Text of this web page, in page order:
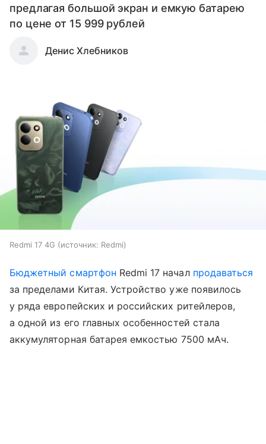
предлагая большой экран и емкую батарею
по цене от 15 999 рублей
Денис Хлебников
Redmi 17 4G источник: Redmi
Бюджетный смартфон Redmi 17 начал продаваться
за пределами Китая. Устройство уже появилось
у ряда европейских и российских ритейлеров,
а одной из его главных особенностей стала
аккумуляторная батарея емкостью 7500 мАч.